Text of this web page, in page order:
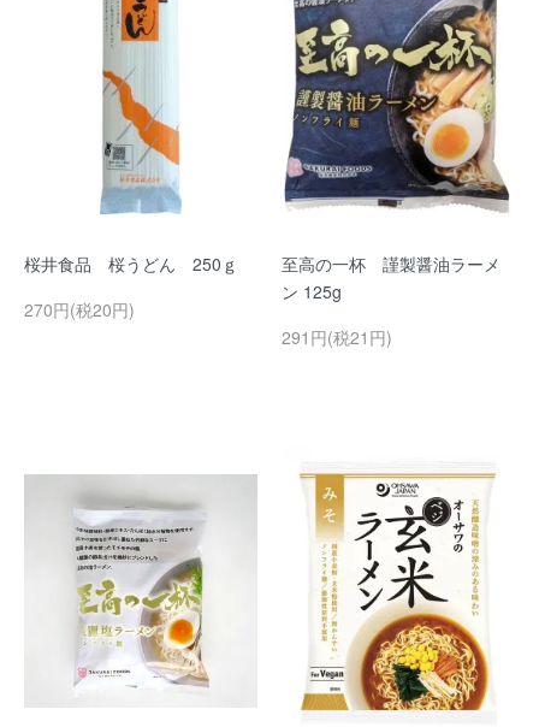
桜井食品 桜うどん 250ｇ
270円(税20円)
至高の一杯 謹製醤油ラーメ
ン 125g
291円(税21円)